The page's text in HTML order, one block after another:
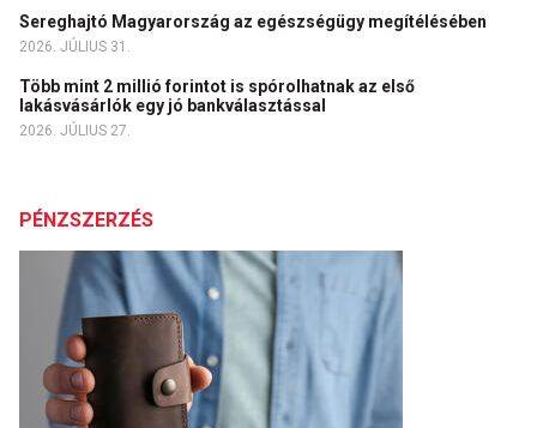
Sereghajtó Magyarország az egészségügy megítélésében
2026. JÚLIUS 31.
Több mint 2 millió forintot is spórolhatnak az első
lakásvásárlók egy jó bankválasztással
2026. JÚLIUS 27.
PÉNZSZERZÉS